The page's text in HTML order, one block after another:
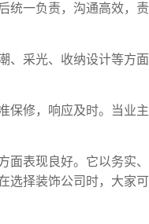
统一负责，沟通高效，
、采光、收纳设计等方
保修，响应及时。当业
面表现良好。它以务实
择装饰公司时，大家